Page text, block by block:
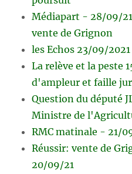
Médiapart - 28/09/
vente de Grignon
les Echos 23/09/2021
La relève et la peste
d'ampleur et faille
Question du député
Ministre de
RMC matinale - 21/
Réussir: vente de
20/09/21